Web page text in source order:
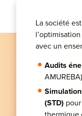
La société
avec un
Audits
(STD)